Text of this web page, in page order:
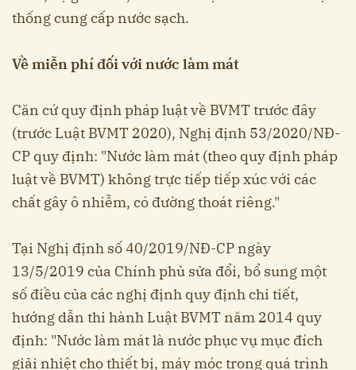
thống cung cấp nước sạch.
Về miễn phí đối với nước làm mát
Căn cứ quy định pháp luật về BVMT trước đây
(trước Luật BVMT 2020), Nghị định 53/2020/NĐ-
CP quy định: "Nước làm mát (theo quy định pháp
luật về BVMT) không trực tiếp tiếp xúc với các
chất gây ô nhiễm, có đường thoát riêng."
Tại Nghị định số 40/2019/NĐ-CP ngày
13/5/2019 của Chính phủ sửa đổi, bổ sung một
số điều của các nghị định quy định chi tiết,
hướng dẫn thi hành Luật BVMT năm 2014 quy
định: "Nước làm mát là nước phục vụ mục đích
giải nhiệt cho thiết bị, máy móc trong quá trình